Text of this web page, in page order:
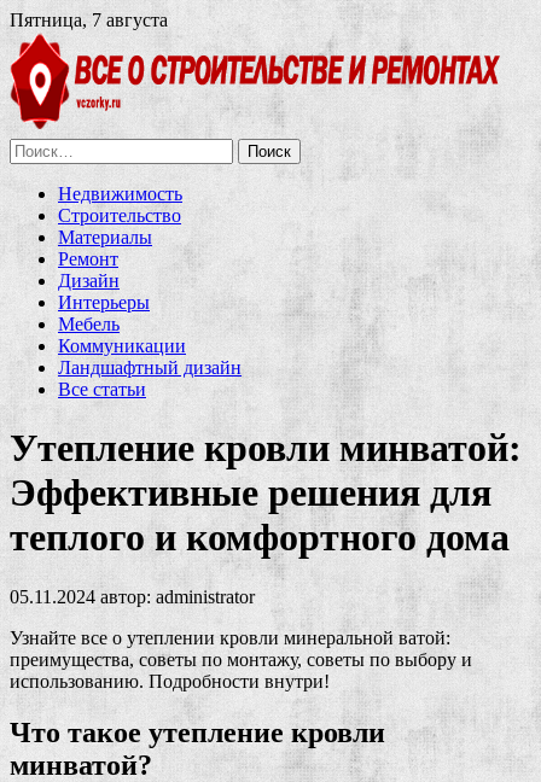
Пятница, 7 августа
Найти:
Недвижимость
Строительство
Материалы
Ремонт
Дизайн
Интерьеры
Мебель
Коммуникации
Ландшафтный дизайн
Все статьи
Утепление кровли минватой:
Эффективные решения для
теплого и комфортного дома
05.11.2024 автор: administrator
Узнайте все о утеплении кровли минеральной ватой:
преимущества, советы по монтажу, советы по выбору и
использованию. Подробности внутри!
Что такое утепление кровли
минватой?